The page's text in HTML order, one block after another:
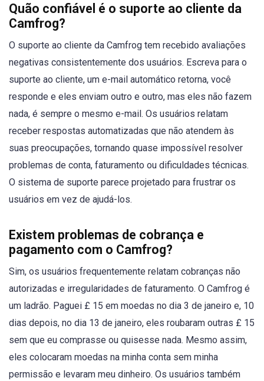
Quão confiável é o suporte ao cliente da
Camfrog?
O suporte ao cliente da Camfrog tem recebido avaliações
negativas consistentemente dos usuários. Escreva para o
suporte ao cliente, um e-mail automático retorna, você
responde e eles enviam outro e outro, mas eles não fazem
nada, é sempre o mesmo e-mail. Os usuários relatam
receber respostas automatizadas que não atendem às
suas preocupações, tornando quase impossível resolver
problemas de conta, faturamento ou dificuldades técnicas.
O sistema de suporte parece projetado para frustrar os
usuários em vez de ajudá-los.
Existem problemas de cobrança e
pagamento com o Camfrog?
Sim, os usuários frequentemente relatam cobranças não
autorizadas e irregularidades de faturamento. O Camfrog é
um ladrão. Paguei £ 15 em moedas no dia 3 de janeiro e, 10
dias depois, no dia 13 de janeiro, eles roubaram outras £ 15
sem que eu comprasse ou quisesse nada. Mesmo assim,
eles colocaram moedas na minha conta sem minha
permissão e levaram meu dinheiro. Os usuários também